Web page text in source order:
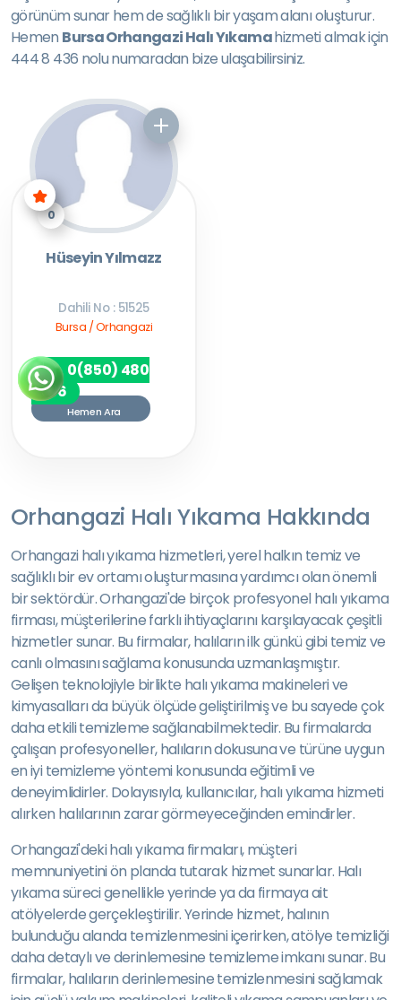
görünüm sunar hem de sağlıklı bir yaşam alanı oluşturur.
Hemen Bursa Orhangazi Halı Yıkamahizmeti almak için
444 8 436 nolu numaradan bize ulaşabilirsiniz.
0
Hüseyin Yılmazz
Dahili No : 51525
Bursa / Orhangazi
0(850) 480
7256
Hemen Ara
Orhangazi Halı Yıkama Hakkında
Orhangazi halı yıkama hizmetleri, yerel halkın temiz ve
sağlıklı bir ev ortamı oluşturmasına yardımcı olan önemli
bir sektördür. Orhangazi'de birçok profesyonel halı yıkama
firması, müşterilerine farklı ihtiyaçlarını karşılayacak çeşitli
hizmetler sunar. Bu firmalar, halıların ilk günkü gibi temiz ve
canlı olmasını sağlama konusunda uzmanlaşmıştır.
Gelişen teknolojiyle birlikte halı yıkama makineleri ve
kimyasalları da büyük ölçüde geliştirilmiş ve bu sayede çok
daha etkili temizleme sağlanabilmektedir. Bu firmalarda
çalışan profesyoneller, halıların dokusuna ve türüne uygun
en iyi temizleme yöntemi konusunda eğitimli ve
deneyimlidirler. Dolayısıyla, kullanıcılar, halı yıkama hizmeti
alırken halılarının zarar görmeyeceğinden emindirler.
Orhangazi'deki halı yıkama firmaları, müşteri
memnuniyetini ön planda tutarak hizmet sunarlar. Halı
yıkama süreci genellikle yerinde ya da firmaya ait
atölyelerde gerçekleştirilir. Yerinde hizmet, halının
bulunduğu alanda temizlenmesini içerirken, atölye temizliği
daha detaylı ve derinlemesine temizleme imkanı sunar. Bu
firmalar, halıların derinlemesine temizlenmesini sağlamak